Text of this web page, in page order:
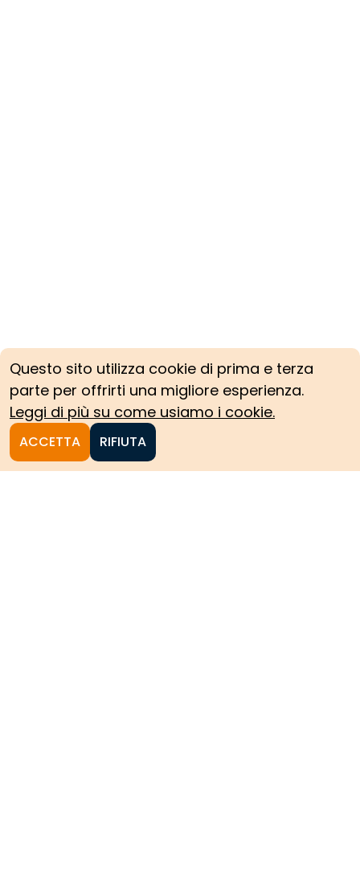
Questo sito utilizza cookie di prima e terza
parte per offrirti una migliore esperienza.
Leggi di più su come usiamo i cookie.
ACCETTA RIFIUTA